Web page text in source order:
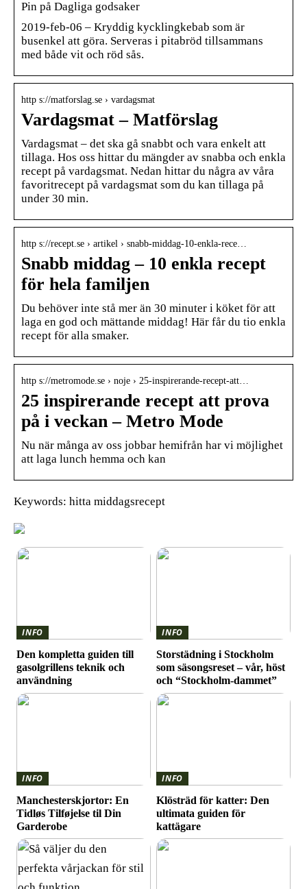
Pin på Dagliga godsaker
2019-feb-06 – Kryddig kycklingkebab som är
busenkel att göra. Serveras i pitabröd tillsammans
med både vit och röd sås.
http s://matforslag.se › vardagsmat
Vardagsmat – Matförslag
Vardagsmat – det ska gå snabbt och vara enkelt att
tillaga. Hos oss hittar du mängder av snabba och enkla
recept på vardagsmat. Nedan hittar du några av våra
favoritrecept på vardagsmat som du kan tillaga på
under 30 min.
http s://recept.se › artikel › snabb-middag-10-enkla-rece…
Snabb middag – 10 enkla recept
för hela familjen
Du behöver inte stå mer än 30 minuter i köket för att
laga en god och mättande middag! Här får du tio enkla
recept för alla smaker.
http s://metromode.se › noje › 25-inspirerande-recept-att…
25 inspirerande recept att prova
på i veckan – Metro Mode
Nu när många av oss jobbar hemifrån har vi möjlighet
att laga lunch hemma och kan
Keywords: hitta middagsrecept
INFO
Den kompletta guiden till
gasolgrillens teknik och
användning
INFO
Storstädning i Stockholm
som säsongsreset – vår, höst
och “Stockholm-dammet”
INFO
Manchesterskjortor: En
Tidløs Tilføjelse til Din
Garderobe
INFO
Klösträd för katter: Den
ultimata guiden för
kattägare